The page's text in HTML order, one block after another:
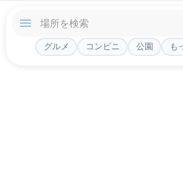
グルメ コンビニ 公園 も